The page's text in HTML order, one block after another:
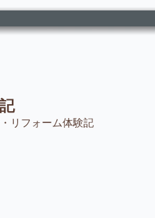
リフォーム体験記